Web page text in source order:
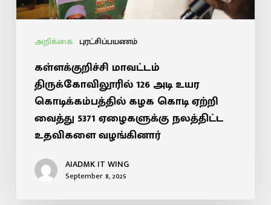
அறிக்கை புரட்சிப்பயணம்
கள்ளக்குறிச்சி மாவட்டம்
திருக்கோவிலூரில் 126 அடி உயர
கொடிக்கம்பத்தில் கழக கொடி ஏற்றி
வைத்து 5371 ஏழைகளுக்கு நலத்திட்ட
உதவிகளை வழங்கினார்
AIADMK IT WING
September 8, 2025